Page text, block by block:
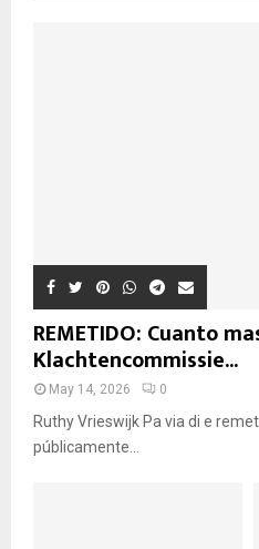
REMETIDO: Cuanto
Klachtencommissie...
May 14, 2026 0
Ruthy Vrieswijk Pa via di e
públicamente...